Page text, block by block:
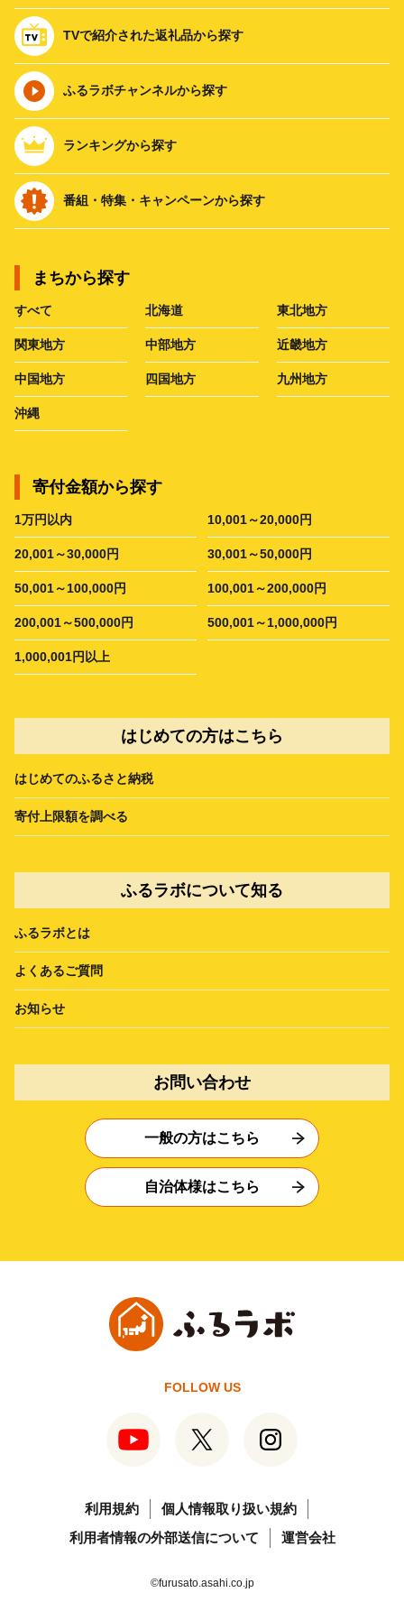
TVで紹介された返礼品から探す
ふるラボチャンネルから探す
ランキングから探す
番組・特集・キャンペーンから探す
まちから探す
すべて 北海道 東北地方
関東地方 中部地方 近畿地方
中国地方 四国地方 九州地方
沖縄
寄付金額から探す
1万円以内 10,001～20,000円
20,001～30,000円 30,001～50,000円
50,001～100,000円 100,001～200,000円
200,001～500,000円 500,001～1,000,000円
1,000,001円以上
はじめての方はこちら
はじめてのふるさと納税
寄付上限額を調べる
ふるラボについて知る
ふるラボとは
よくあるご質問
お知らせ
お問い合わせ
一般の方はこちら
自治体様はこちら
FOLLOW US
利用規約
個人情報取り扱い規約
利用者情報の外部送信について
運営会社
©furusato.asahi.co.jp